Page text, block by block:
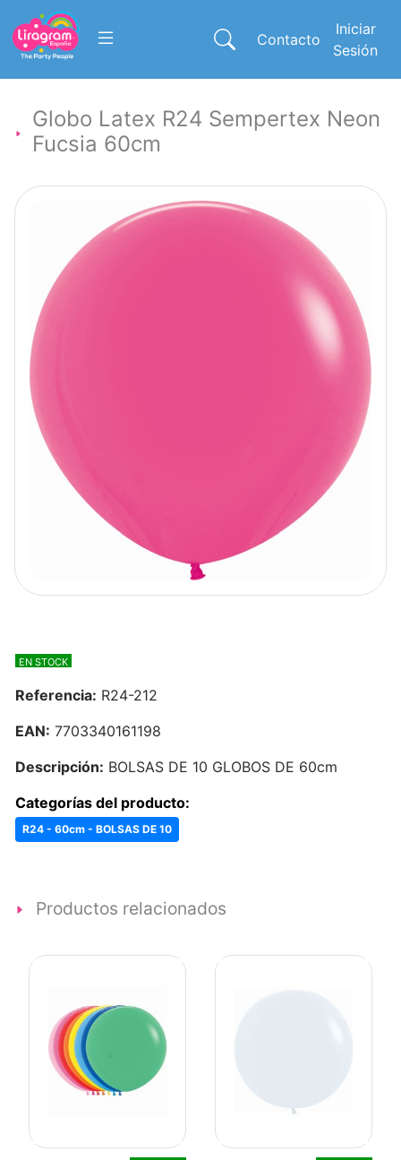
Contacto
Iniciar
Sesión
Globo Latex R24 Sempertex Neon
Fucsia 60cm
EN STOCK
Referencia: R24-212
EAN: 7703340161198
Descripción: BOLSAS DE 10 GLOBOS DE 60cm
Categorías del producto:
R24 - 60cm - BOLSAS DE 10
Productos relacionados